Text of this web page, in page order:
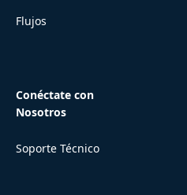
Flujos
Conéctate con
Nosotros
Soporte Técnico